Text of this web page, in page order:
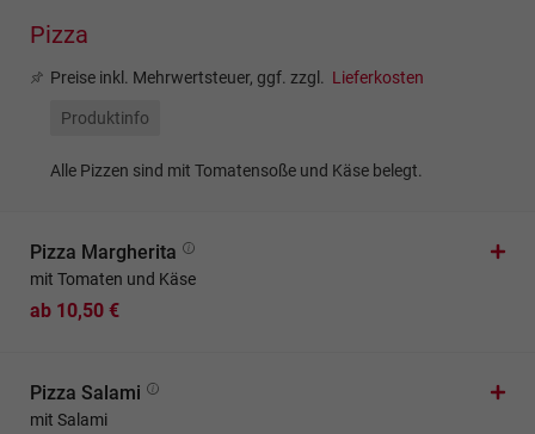
Pizza
Preise inkl. Mehrwertsteuer, ggf. zzgl. Lieferkosten
Produktinfo
Alle Pizzen sind mit Tomatensoße und Käse belegt.
Pizza Margherita
mit Tomaten und Käse
ab 10,50 €
Pizza Salami
mit Salami